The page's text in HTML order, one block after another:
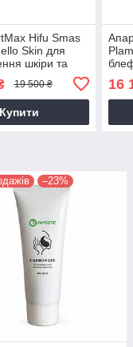
Hifu Smas
Skin для
шкіри та
19 500 ₴
Купити
16
–23%